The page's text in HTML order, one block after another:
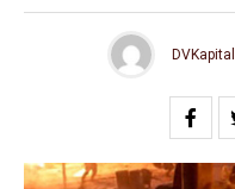
DVKapital